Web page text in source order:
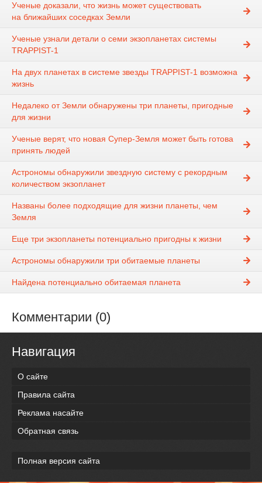
Ученые доказали, что жизнь может существовать
на ближайших соседках Земли
Ученые узнали детали о семи экзопланетах системы
TRAPPIST-1
На двух планетах в системе звезды TRAPPIST-1 возможна
жизнь
Недалеко от Земли обнаружены три планеты, пригодные
для жизни
Ученые верят, что новая Супер-Земля может быть готова
принять людей
Астрономы обнаружили звездную систему с рекордным
количеством экзопланет
Названы более подходящие для жизни планеты, чем
Земля
Еще три экзопланеты потенциально пригодны к жизни
Астрономы обнаружили три обитаемые планеты
Найдена потенциально обитаемая планета
Комментарии (0)
Навигация
О сайте
Правила сайта
Реклама насайте
Обратная связь
Полная версия сайта